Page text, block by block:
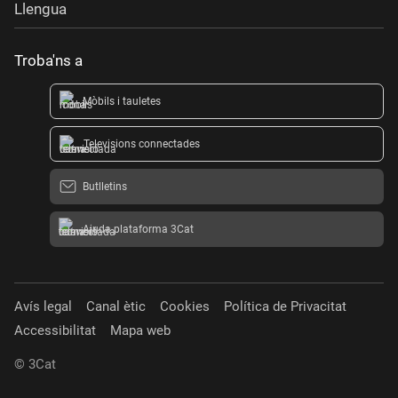
Llengua
Troba'ns a
Mòbils i tauletes
Televisions connectades
Butlletins
Ajuda plataforma 3Cat
Avís legal Canal ètic Cookies
Política de Privacitat
Accessibilitat
Mapa web
© 3Cat